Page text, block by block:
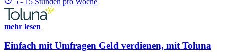
mehr lesen
Einfach mit Umfragen Geld verdienen, mit Toluna